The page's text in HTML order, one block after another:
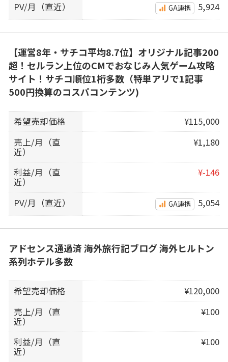
PV/月（直近） GA連携 5,924
【運営8年・サチコ平均8.7位】オリジナル記事200
超！セルラン上位のCMでおなじみ人気ゲーム攻略
サイト！サチコ順位1桁多数（特単アリで1記事
500円換算のコスパコンテンツ)
希望売却価格
¥115,000
売上/月（直
近）
¥1,180
利益/月（直
近）
¥-146
PV/月（直近） GA連携 5,054
アドセンス通過済 海外旅行記ブログ 海外ヒルトン
系列ホテル多数
希望売却価格
¥120,000
売上/月（直
近）
¥100
利益/月（直
近）
¥100